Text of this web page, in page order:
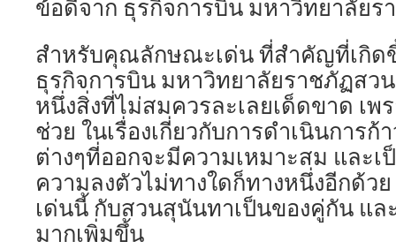
ข้อดีจาก ธุรกิจการบิน มหาวิทยาลัยร
สำหรับคุณลักษณะเด่น ที่สำคัญที่เกิด
ธุรกิจการบิน มหาวิทยาลัยราชภัฏสว
หนึ่งสิ่งที่ไม่สมควรละเลยเด็ดขาด เพ
ช่วย ในเรื่องเกี่ยวกับการดำเนินการ
ต่างๆที่ออกจะมีความเหมาะสม และ
ความลงตัวไม่ทางใดก็ทางหนึ่งอีกด้ว
เด่นนี้ กับสวนสุนันทาเป็นของคู่กัน แ
มากเพิ่มขึ้น